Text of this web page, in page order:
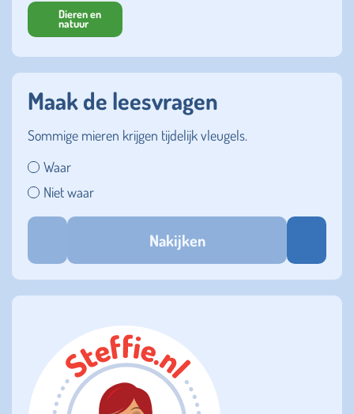
Dieren en
natuur
Maak de leesvragen
Sommige mieren krijgen tijdelijk vleugels.
Waar
Niet waar
Nakijken